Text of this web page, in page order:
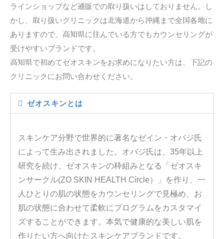
ラインショップなど通販での取り扱いはしておりません。し
かし、取り扱いクリニックは北海道から沖縄まで全国各地に
ありますので、高知県に住んでいる方でもカウンセリングが
受けやすいブランドです。
高知県で初めてゼオスキンをお求めになりたい方は、下記の
クリニックにお問い合わせください。
ゼオスキンとは
スキンケア分野で世界的に著名なゼイン・オバジ氏
によって生み出されました。オバジ氏は、35年以上
研究を続け、ゼオスキンの枠組みとなる「ゼオスキ
ンサークル(ZO SKIN HEALTH Circle）」を作り、一
人ひとりの肌の状態をカウンセリングで見極め、お
肌の状態に合わせて柔軟にプログラムをカスタマイ
ズすることができます。本気で健康的な美しい肌を
作りたい方へ向けたスキンケアブランドです。